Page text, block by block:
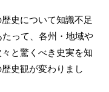
史について知識不足
って、各州・地域や
と驚くべき史実を知
史観が変わりまし